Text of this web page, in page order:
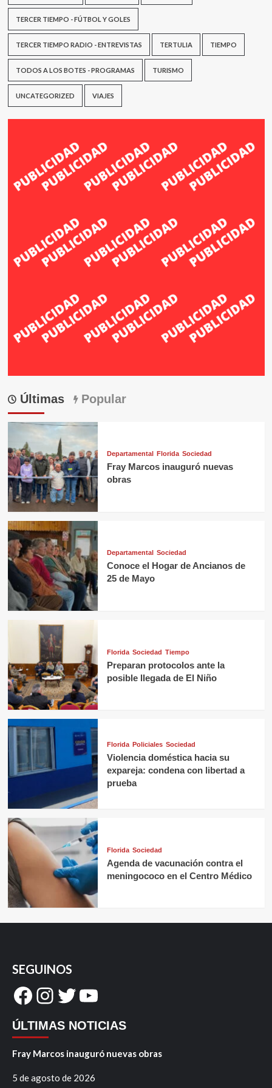
TERCER TIEMPO - FÚTBOL Y GOLES
TERCER TIEMPO RADIO - ENTREVISTAS TERTULIA TIEMPO
TODOS A LOS BOTES - PROGRAMAS TURISMO
UNCATEGORIZED VIAJES
Últimas Popular
Departamental Florida Sociedad
Fray Marcos inauguró nuevas
obras
Departamental Sociedad
Conoce el Hogar de Ancianos de
25 de Mayo
Florida Sociedad Tiempo
Preparan protocolos ante la
posible llegada de El Niño
Florida Policiales Sociedad
Violencia doméstica hacia su
expareja: condena con libertad a
prueba
Florida Sociedad
Agenda de vacunación contra el
meningococo en el Centro Médico
SEGUINOS
Facebook
Instagram
Twitter
YouTube
ÚLTIMAS NOTICIAS
Fray Marcos inauguró nuevas obras
5 de agosto de 2026